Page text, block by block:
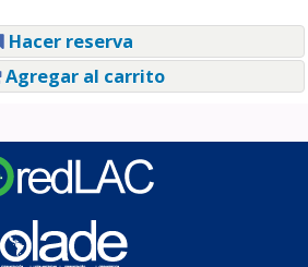
Hacer reserva
Agregar al carrito